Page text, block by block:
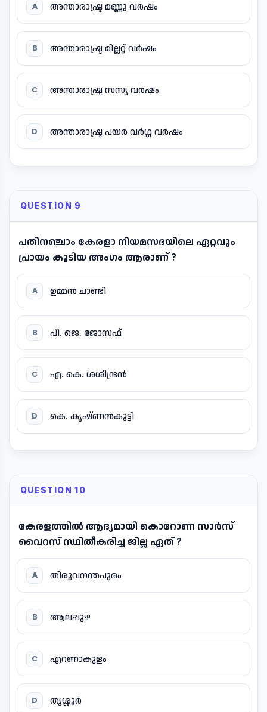
A അന്താരാഷ്ട്ര മണ്ണു വർഷം
B അന്താരാഷ്ട്ര മില്ലറ്റ് വർഷം
C അന്താരാഷ്ട്ര സസ്യ വർഷം
D അന്താരാഷ്ട്ര പയർ വർഗ്ഗ വർഷം
QUESTION 9
പതിനഞ്ചാം കേരളാ നിയമസഭയിലെ ഏറ്റവും
പ്രായം കൂടിയ അംഗം ആരാണ് ?
A ഉമ്മൻ ചാണ്ടി
B പി. ജെ. ജോസഫ്
C എ. കെ. ശശീന്ദ്രൻ
D കെ. കൃഷ്ണൻകുട്ടി
QUESTION 10
കേരളത്തിൽ ആദ്യമായി കൊറോണ സാർസ്
വൈറസ് സ്ഥിതീകരിച്ച ജില്ല ഏത് ?
A തിരുവനന്തപുരം
B ആലപ്പുഴ
C എറണാകുളം
D തൃശ്ശൂർ